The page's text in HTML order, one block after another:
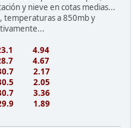
y nieve en cotas medias...
temperaturas a 850mb y
4.94
4.67
2.17
2.05
3.36
1.89